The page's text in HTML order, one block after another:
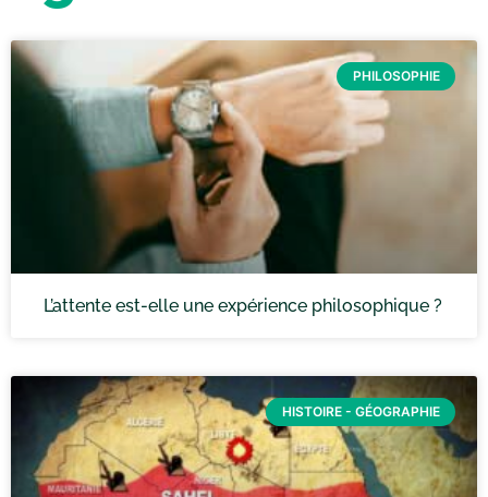
PHILOSOPHIE
L’attente est-elle une expérience philosophique ?
HISTOIRE - GÉOGRAPHIE